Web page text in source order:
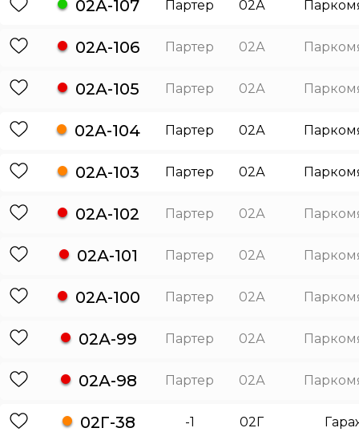
02А-107 Партер 02А
02А-106 Партер 02А
02А-105 Партер 02А
02А-104 Партер 02А
02А-103 Партер 02А
02А-102 Партер 02А
02А-101 Партер 02А
02А-100 Партер 02А
02А-99 Партер 02А
02А-98 Партер 02А
02Г-38 -1 02Г